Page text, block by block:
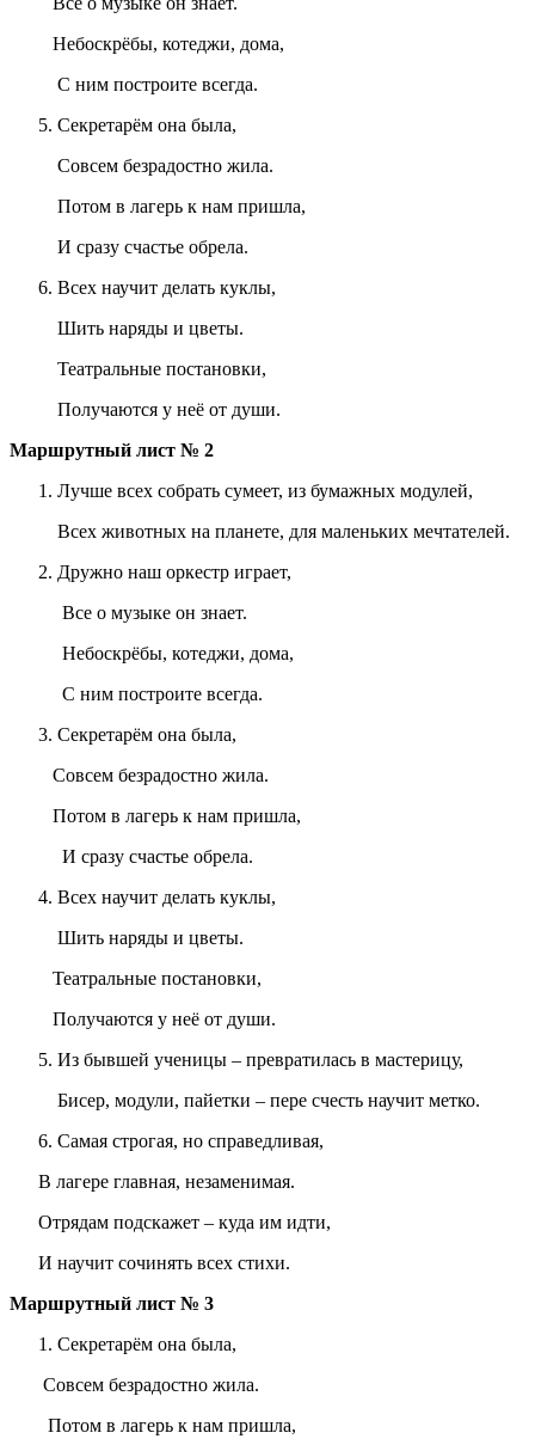
Небоскрёбы, котеджи, дома,
С ним построите всегда.
Секретарём она была,
Совсем безрадостно жила.
Потом в лагерь к нам пришла,
И сразу счастье обрела.
Всех научит делать куклы,
Шить наряды и цветы.
Театральные постановки,
Получаются у неё от души.
Маршрутный лист № 2
Лучше всех собрать сумеет, из бумажных модулей,
Всех животных на планете, для маленьких мечтателей.
Дружно наш оркестр играет,
Все о музыке он знает.
Небоскрёбы, котеджи, дома,
С ним построите всегда.
Секретарём она была,
Совсем безрадостно жила.
Потом в лагерь к нам пришла,
И сразу счастье обрела.
Всех научит делать куклы,
Шить наряды и цветы.
Театральные постановки,
Получаются у неё от души.
Из бывшей ученицы – превратилась в мастерицу,
Бисер, модули, пайетки – пере счесть научит метко.
Самая строгая, но справедливая,
В лагере главная, незаменимая.
Отрядам подскажет – куда им идти,
И научит сочинять всех стихи.
Маршрутный лист № 3
Секретарём она была,
Совсем безрадостно жила.
Потом в лагерь к нам пришла,